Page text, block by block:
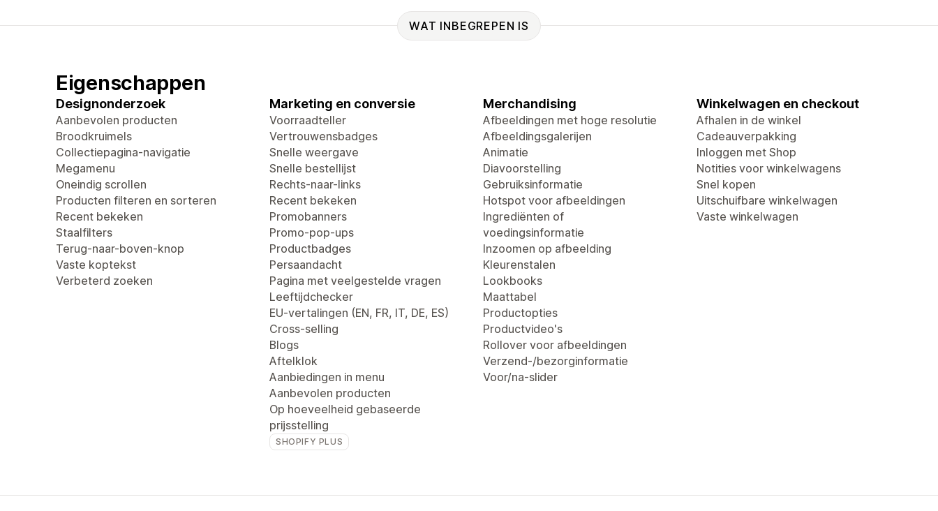
WAT INBEGREPEN IS
Eigenschappen
Designonderzoek
Aanbevolen producten
Broodkruimels
Collectiepagina-navigatie
Megamenu
Oneindig scrollen
Producten filteren en sorteren
Recent bekeken
Staalfilters
Terug-naar-boven-knop
Vaste koptekst
Verbeterd zoeken
Marketing en conversie
Voorraadteller
Vertrouwensbadges
Snelle weergave
Snelle bestellijst
Rechts-naar-links
Recent bekeken
Promobanners
Promo-pop-ups
Productbadges
Persaandacht
Pagina met veelgestelde vragen
Leeftijdchecker
EU-vertalingen (EN, FR, IT, DE, ES)
Cross-selling
Blogs
Aftelklok
Aanbiedingen in menu
Aanbevolen producten
Op hoeveelheid gebaseerde
prijsstelling
SHOPIFY PLUS
Merchandising
Afbeeldingen met hoge resolutie
Afbeeldingsgalerijen
Animatie
Diavoorstelling
Gebruiksinformatie
Hotspot voor afbeeldingen
Ingrediënten of
voedingsinformatie
Inzoomen op afbeelding
Kleurenstalen
Lookbooks
Maattabel
Productopties
Productvideo's
Rollover voor afbeeldingen
Verzend-/bezorginformatie
Voor/na-slider
Winkelwagen en checkout
Afhalen in de winkel
Cadeauverpakking
Inloggen met Shop
Notities voor winkelwagens
Snel kopen
Uitschuifbare winkelwagen
Vaste winkelwagen